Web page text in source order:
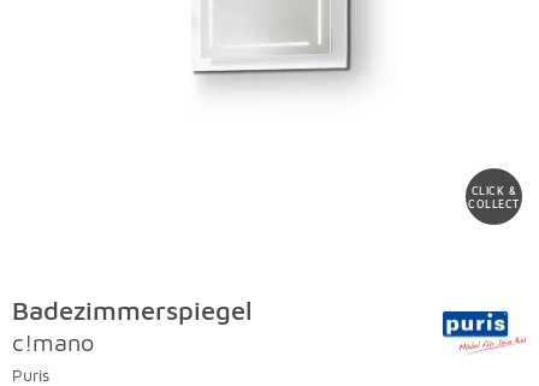
CLICK &
COLLECT
Badezimmerspiegel
c!mano
Puris